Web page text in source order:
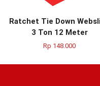
Ratchet Tie Down
3 Ton 12 Meter
Rp 148.000